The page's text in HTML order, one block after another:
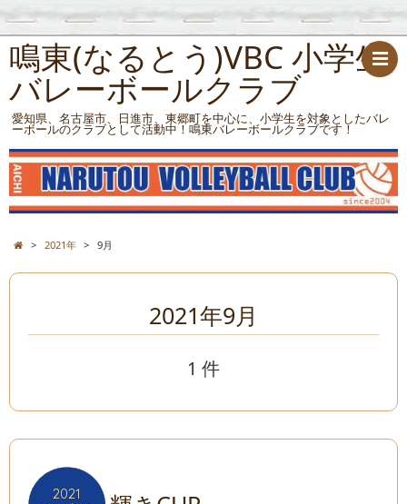
鳴東(なるとう)VBC 小学生
バレーボールクラブ
愛知県、名古屋市、日進市、東郷町を中心に、小学生を対象としたバレ
ーボールのクラブとして活動中！鳴東バレーボールクラブです！
> 2021年 > 9月
2021年9月
1 件
2021
2021